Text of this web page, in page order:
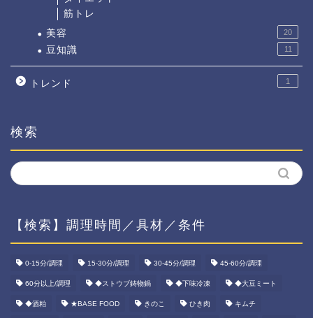
筋トレ
美容
20
豆知識 11
トレンド 1
検索
【検索】調理時間／具材／条件
0-15分/調理 15-30分/調理 30-45分/調理 45-60分/調理
60分以上/調理 ◆ストウブ鋳物鍋 ◆下味冷凍 ◆大豆ミート
◆酒粕 ★BASE FOOD きのこ ひき肉 キムチ
ホーム
資産運用